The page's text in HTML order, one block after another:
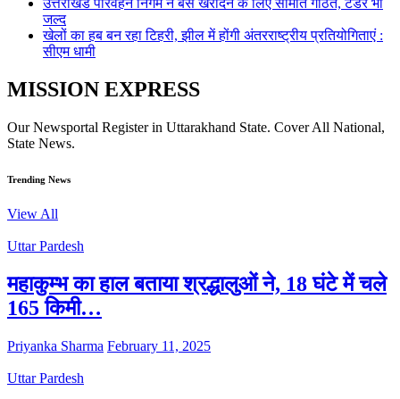
जल्द
खेलों का हब बन रहा टिहरी, झील में होंगी अंतरराष्ट्रीय प्रतियोगिताएं :
सीएम धामी
MISSION EXPRESS
Our Newsportal Register in Uttarakhand State. Cover All National,
State News.
Trending News
View All
Uttar Pardesh
महाकुम्भ का हाल बताया श्रद्धालुओं ने, 18 घंटे में चले
165 किमी…
Priyanka Sharma February 11, 2025
Uttar Pardesh